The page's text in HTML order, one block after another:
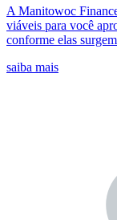
A Manitowoc
viáveis para você
conforme elas
saiba mais